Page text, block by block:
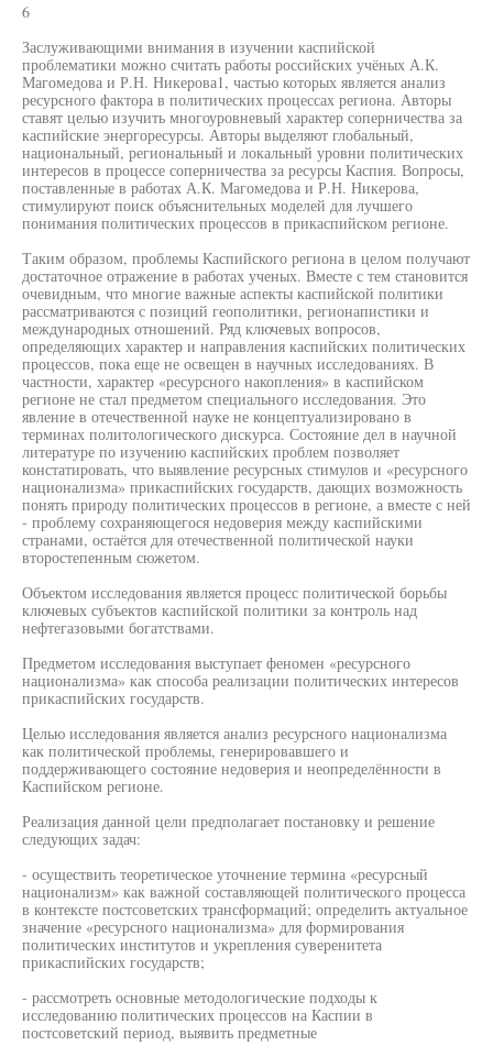
6
Заслуживающими внимания в изучении каспийской
проблематики можно считать работы российских учёных А.К.
Магомедова и Р.Н. Никерова1, частью которых является анализ
ресурсного фактора в политических процессах региона. Авторы
ставят целью изучить многоуровневый характер соперничества за
каспийские энергоресурсы. Авторы выделяют глобальный,
национальный, региональный и локальный уровни политических
интересов в процессе соперничества за ресурсы Каспия. Вопросы,
поставленные в работах А.К. Магомедова и Р.Н. Никерова,
стимулируют поиск объяснительных моделей для лучшего
понимания политических процессов в прикаспийском регионе.
Таким образом, проблемы Каспийского региона в целом получают
достаточное отражение в работах ученых. Вместе с тем становится
очевидным, что многие важные аспекты каспийской политики
рассматриваются с позиций геополитики, регионапистики и
международных отношений. Ряд ключевых вопросов,
определяющих характер и направления каспийских политических
процессов, пока еще не освещен в научных исследованиях. В
частности, характер «ресурсного накопления» в каспийском
регионе не стал предметом специального исследования. Это
явление в отечественной науке не концептуализировано в
терминах политологического дискурса. Состояние дел в научной
литературе по изучению каспийских проблем позволяет
констатировать, что выявление ресурсных стимулов и «ресурсного
национализма» прикаспийских государств, дающих возможность
понять природу политических процессов в регионе, а вместе с ней
- проблему сохраняющегося недоверия между каспийскими
странами, остаётся для отечественной политической науки
второстепенным сюжетом.
Объектом исследования является процесс политической борьбы
ключевых субъектов каспийской политики за контроль над
нефтегазовыми богатствами.
Предметом исследования выступает феномен «ресурсного
национализма» как способа реализации политических интересов
прикаспийских государств.
Целью исследования является анализ ресурсного национализма
как политической проблемы, генерировавшего и
поддерживающего состояние недоверия и неопределённости в
Каспийском регионе.
Реализация данной цели предполагает постановку и решение
следующих задач:
- осуществить теоретическое уточнение термина «ресурсный
национализм» как важной составляющей политического процесса
в контексте постсоветских трансформаций; определить актуальное
значение «ресурсного национализма» для формирования
политических институтов и укрепления суверенитета
прикаспийских государств;
- рассмотреть основные методологические подходы к
исследованию политических процессов на Каспии в
постсоветский период, выявить предметные